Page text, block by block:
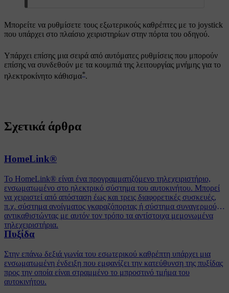
Μπορείτε να ρυθμίσετε τους εξωτερικούς καθρέπτες με το joystick
που υπάρχει στο πλαίσιο χειριστηρίων στην πόρτα του οδηγού.
Υπάρχει επίσης μια σειρά από αυτόματες ρυθμίσεις που μπορούν
επίσης να συνδεθούν με τα κουμπιά της λειτουργίας μνήμης για το
ηλεκτροκίνητο κάθισμα*.
Σχετικά άρθρα
HomeLink®
Το HomeLink® είναι ένα προγραμματιζόμενο τηλεχειριστήριο,
ενσωματωμένο στο ηλεκτρικό σύστημα του αυτοκινήτου. Μπορεί
να χειριστεί από απόσταση έως και τρεις διαφορετικές συσκευές,
π.χ. σύστημα ανοίγματος γκαραζόπορτας ή σύστημα συναγερμού,
αντικαθιστώντας με αυτόν τον τρόπο τα αντίστοιχα μεμονωμένα
τηλεχειριστήρια.
Πυξίδα
Στην επάνω δεξιά γωνία του εσωτερικού καθρέπτη υπάρχει μια
ενσωματωμένη ένδειξη που εμφανίζει την κατεύθυνση της πυξίδας
προς την οποία είναι στραμμένο το μπροστινό τμήμα του
αυτοκινήτου.